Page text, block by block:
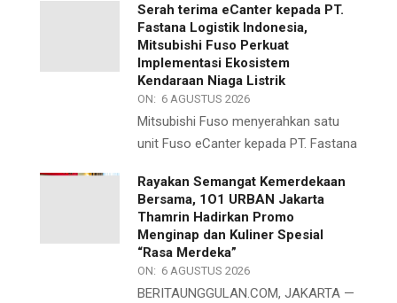
Serah terima eCanter kepada PT.
Fastana Logistik Indonesia,
Mitsubishi Fuso Perkuat
Implementasi Ekosistem
Kendaraan Niaga Listrik
ON: 6 AGUSTUS 2026
Mitsubishi Fuso menyerahkan satu
unit Fuso eCanter kepada PT. Fastana
Rayakan Semangat Kemerdekaan
Bersama, 1O1 URBAN Jakarta
Thamrin Hadirkan Promo
Menginap dan Kuliner Spesial
“Rasa Merdeka”
ON: 6 AGUSTUS 2026
BERITAUNGGULAN.COM, JAKARTA —